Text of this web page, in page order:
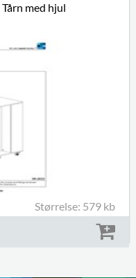
med hjul
Størrelse: 579 kb